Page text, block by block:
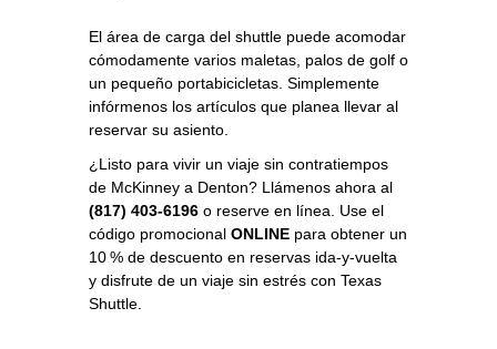
El área de carga del shuttle puede acomodar
cómodamente varios maletas, palos de golf o
un pequeño portabicicletas. Simplemente
infórmenos los artículos que planea llevar al
reservar su asiento.
¿Listo para vivir un viaje sin contratiempos
de McKinney a Denton? Llámenos ahora al
(817) 403-6196 o reserve en línea. Use el
código promocional ONLINE para obtener un
10 % de descuento en reservas ida‑y‑vuelta
y disfrute de un viaje sin estrés con Texas
Shuttle.